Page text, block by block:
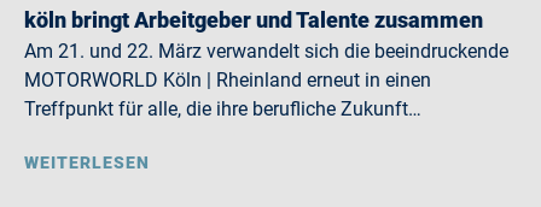
köln bringt Arbeitgeber und Talente zusammen
Am 21. und 22. März verwandelt sich die beeindruckende
MOTORWORLD Köln | Rheinland erneut in einen
Treffpunkt für alle, die ihre berufliche Zukunft…
WEITERLESEN